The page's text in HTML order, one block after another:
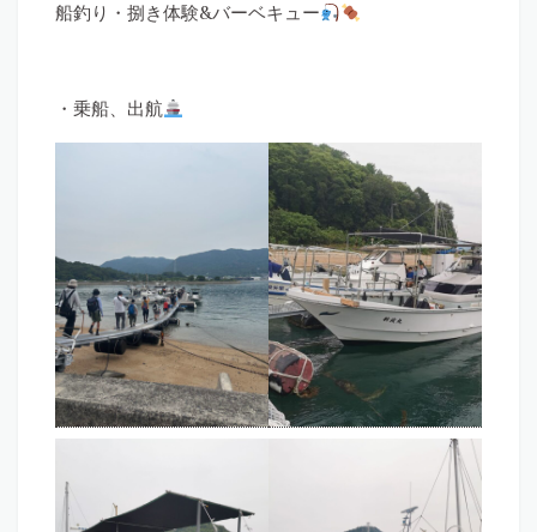
船釣り・捌き体験&バーベキュー
・乗船、出航